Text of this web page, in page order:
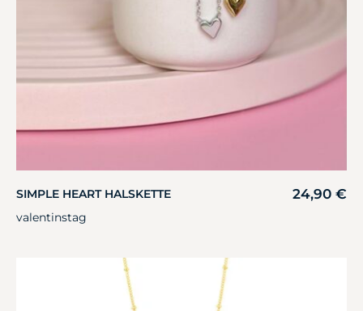
SIMPLE HEART HALSKETTE 24,90 €
valentinstag